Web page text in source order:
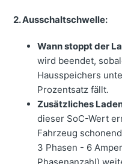
2. Ausschaltschwelle:
Wann stoppt der
wird beendet,
Hausspeichers
Prozentsatz fällt.
Zusätzliches
dieser SoC-Wert
Fahrzeug
3 Phasen - 6